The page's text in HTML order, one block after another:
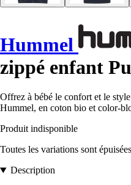
Hummel
zippé enfant
Offrez à bébé le confort et le
Hummel, en coton bio et color-
Produit indisponible
Toutes les variations sont épuisées
Description